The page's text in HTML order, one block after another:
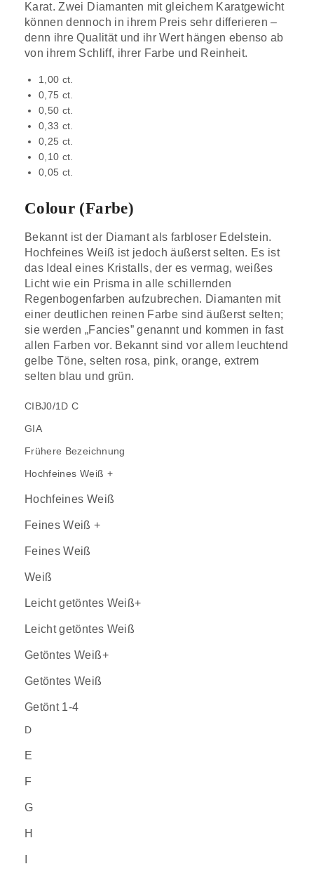
Karat. Zwei Diamanten mit gleichem Karatgewicht
können dennoch in ihrem Preis sehr differieren –
denn ihre Qualität und ihr Wert hängen ebenso ab
von ihrem Schliff, ihrer Farbe und Reinheit.
1,00 ct.
0,75 ct.
0,50 ct.
0,33 ct.
0,25 ct.
0,10 ct.
0,05 ct.
Colour (Farbe)
Bekannt ist der Diamant als farbloser Edelstein.
Hochfeines Weiß ist jedoch äußerst selten. Es ist
das Ideal eines Kristalls, der es vermag, weißes
Licht wie ein Prisma in alle schillernden
Regenbogenfarben aufzubrechen. Diamanten mit
einer deutlichen reinen Farbe sind äußerst selten;
sie werden „Fancies” genannt und kommen in fast
allen Farben vor. Bekannt sind vor allem leuchtend
gelbe Töne, selten rosa, pink, orange, extrem
selten blau und grün.
CIBJ0/1D C
GIA
Frühere Bezeichnung
Hochfeines Weiß +
Hochfeines Weiß
Feines Weiß +
Feines Weiß
Weiß
Leicht getöntes Weiß+
Leicht getöntes Weiß
Getöntes Weiß+
Getöntes Weiß
Getönt 1-4
D
E
F
G
H